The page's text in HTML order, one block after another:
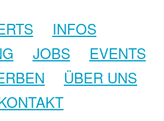
INFOS
JOBS
EVENTS
ÜBER UNS